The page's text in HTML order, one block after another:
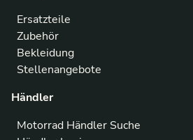
Ersatzteile
Zubehör
Bekleidung
Stellenangebote
Händler
Motorrad Händler Suche